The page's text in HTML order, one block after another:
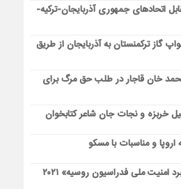
اتحادهای جمهوری آذربایجان-ترکیه-
گاز ترکمنستان به آذربایجان از طریق
خان قاجار در طلب حق مرگ برای
خربزه و نجات جان شاعر کتابخوان
و مناسبات با مسکو
امنیت ملی فدراسیون روسیه» ۲۰۲۱